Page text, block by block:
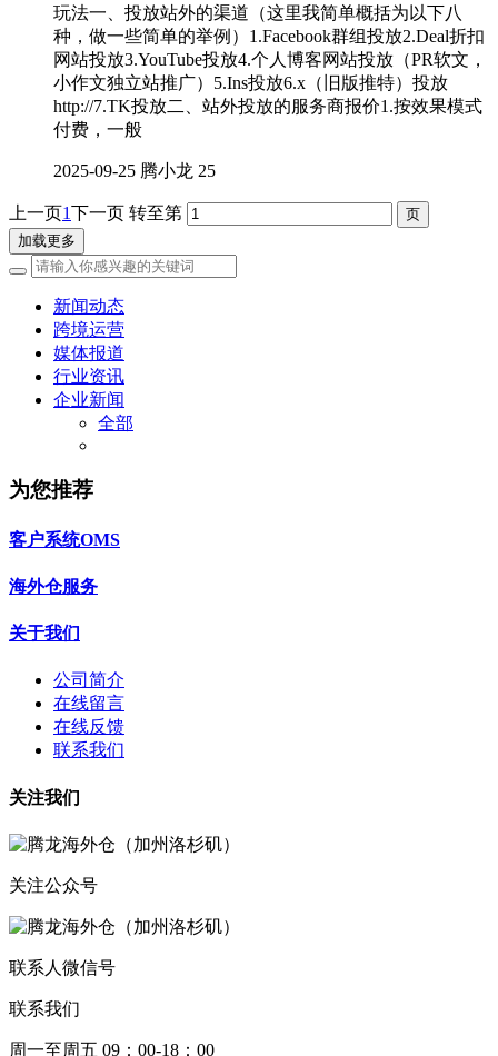
玩法一、投放站外的渠道（这里我简单概括为以下八
种，做一些简单的举例）1.Facebook群组投放2.Deal折扣
网站投放3.YouTube投放4.个人博客网站投放（PR软文，
小作文独立站推广）5.Ins投放6.x（旧版推特）投放
http://7.TK投放二、站外投放的服务商报价1.按效果模式
付费，一般
2025-09-25 腾小龙 25
上一页1下一页 转至第
加载更多
新闻动态
跨境运营
媒体报道
行业资讯
企业新闻
全部
为您推荐
客户系统OMS
海外仓服务
关于我们
公司简介
在线留言
在线反馈
联系我们
关注我们
关注公众号
联系人微信号
联系我们
周一至周五 09：00-18：00